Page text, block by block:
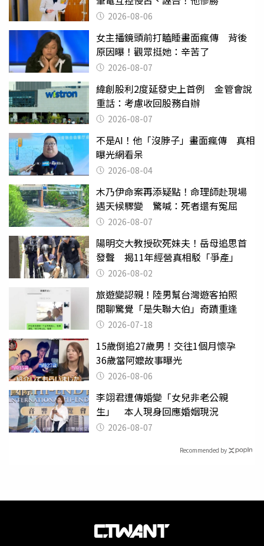
2026-08-06
女主播鏡頭前打瞌睡畫面瘋傳 背後
原因曝！觀眾挺她：辛苦了
2026-08-07
緯創股利2度延發史上首例 金管會說
重話：考慮收回股務自辦
2026-08-07
不是AI！他「沒脖子」畫面瘋傳 真相
曝光網看呆
2026-08-04
木乃伊命案再添疑點！命理師赴現場
遇天候驟變 驚喊：死者還有冤屈
2026-08-07
陽明交大教授砍死妹夫！岳母追思首
發聲 揭11年經營真相駁「爭產」
2026-08-02
旅遊變認親！陸男幫台灣遊客拍照
閒聊驚覺「是失聯大伯」奇蹟重逢
2026-07-18
15歲倒追27歲男！交往1個月懷孕
36歲當阿嬤故事曝光
2026-08-06
李翊君遭傳婚變「女兒非老公親
生」 本人現身回應婚姻現況
2026-08-07
Recommended by